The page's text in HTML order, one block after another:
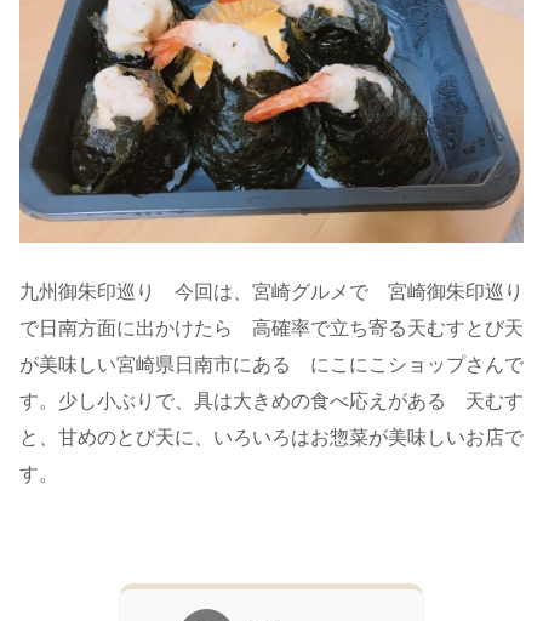
九州御朱印巡り 今回は、宮崎グルメで 宮崎御朱印巡り
で日南方面に出かけたら 高確率で立ち寄る天むすとび天
が美味しい宮崎県日南市にある にこにこショップさんで
す。少し小ぶりで、具は大きめの食べ応えがある 天むす
と、甘めのとび天に、いろいろはお惣菜が美味しいお店で
す。